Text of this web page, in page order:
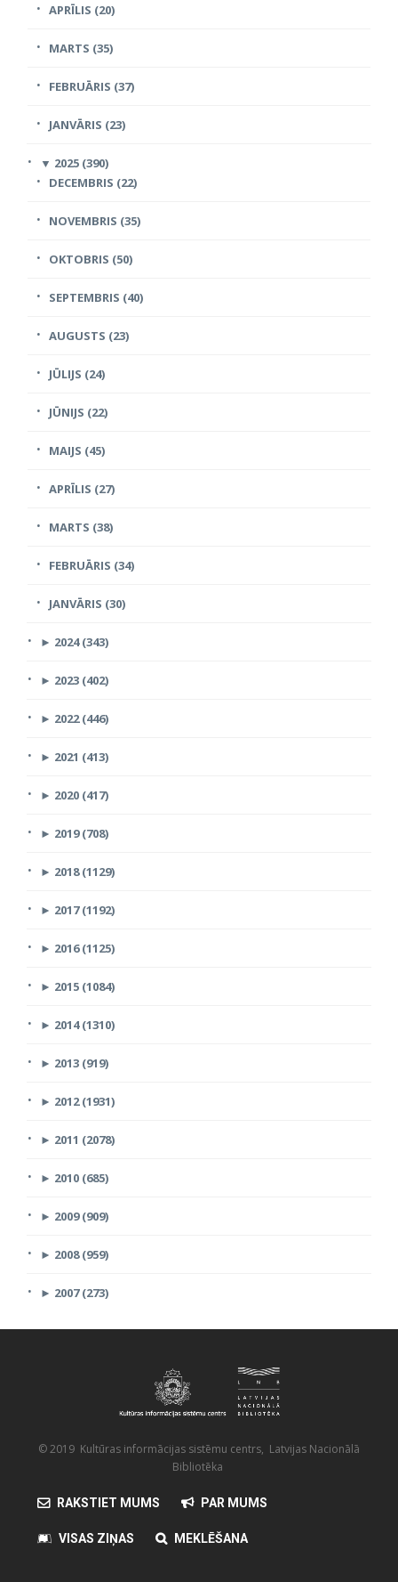
APRĪLIS (20)
MARTS (35)
FEBRUĀRIS (37)
JANVĀRIS (23)
▼ 2025 (390)
DECEMBRIS (22)
NOVEMBRIS (35)
OKTOBRIS (50)
SEPTEMBRIS (40)
AUGUSTS (23)
JŪLIJS (24)
JŪNIJS (22)
MAIJS (45)
APRĪLIS (27)
MARTS (38)
FEBRUĀRIS (34)
JANVĀRIS (30)
► 2024 (343)
► 2023 (402)
► 2022 (446)
► 2021 (413)
► 2020 (417)
► 2019 (708)
► 2018 (1129)
► 2017 (1192)
► 2016 (1125)
► 2015 (1084)
► 2014 (1310)
► 2013 (919)
► 2012 (1931)
► 2011 (2078)
► 2010 (685)
► 2009 (909)
► 2008 (959)
► 2007 (273)
© 2019 Kultūras informācijas sistēmu centrs, Latvijas Nacionālā
Bibliotēka
RAKSTIET MUMS PAR MUMS
VISAS ZIŅAS MEKLĒŠANA